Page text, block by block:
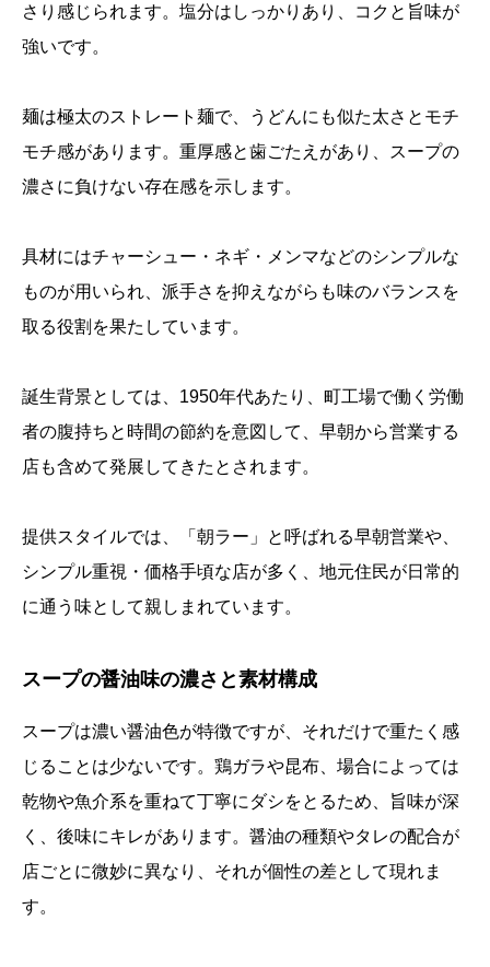
さり感じられます。塩分はしっかりあり、コクと旨味が
強いです。
麺は極太のストレート麺で、うどんにも似た太さとモチ
モチ感があります。重厚感と歯ごたえがあり、スープの
濃さに負けない存在感を示します。
具材にはチャーシュー・ネギ・メンマなどのシンプルな
ものが用いられ、派手さを抑えながらも味のバランスを
取る役割を果たしています。
誕生背景としては、1950年代あたり、町工場で働く労働
者の腹持ちと時間の節約を意図して、早朝から営業する
店も含めて発展してきたとされます。
提供スタイルでは、「朝ラー」と呼ばれる早朝営業や、
シンプル重視・価格手頃な店が多く、地元住民が日常的
に通う味として親しまれています。
スープの醤油味の濃さと素材構成
スープは濃い醤油色が特徴ですが、それだけで重たく感
じることは少ないです。鶏ガラや昆布、場合によっては
乾物や魚介系を重ねて丁寧にダシをとるため、旨味が深
く、後味にキレがあります。醤油の種類やタレの配合が
店ごとに微妙に異なり、それが個性の差として現れま
す。